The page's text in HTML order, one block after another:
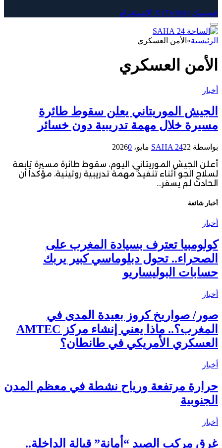
فيسبوك X (Twitter) الانستغرام
الرئيسية» الأمن العسكري
الأمن العسكري
أخبار
الجيش الموريتاني يعلن سقوط طائرة
مسيرة خلال مهمة تدريبية دون خسائر
بواسطة SAHA 2422 مايو، 2026 0
أعلن الجيش الموريتاني، اليوم، سقوط طائرة مسيرة تابعة
لسلاح الجو أثناء تنفيذ مهمة تدريبية روتينية، مؤكداً أن
الحادث لم يسفر…
أخبار شائعة
أخبار
كولومبيا تعترف بسيادة المغرب على
الصحراء.. تحول دبلوماسي كبير يربك
حسابات البوليساريو
أخبار
صور/ صواريخ كروز بعيدة المدى في
المغرب؟.. ماذا يعني إنشاء مركز AMTEC
العسكري الأمريكي في طانطان؟
أخبار
حرارة مرتفعة ورياح نشطة في معظم المدن
الجنوبية
أخبار
غرق مركب الصيد “أمانة” قبالة الداخلة..